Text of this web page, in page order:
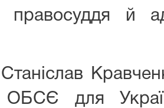
правосуддя й
ОБСЄ для